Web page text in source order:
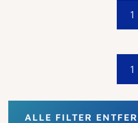
1
1
ALLE FILTER